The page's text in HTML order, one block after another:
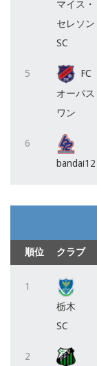
マイス・
セレソン
SC
5
FC
オーパス
ワン
6
bandai12
順位 クラブ
1
栃木
SC
2